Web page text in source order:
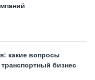
какие вопросы
бизнес